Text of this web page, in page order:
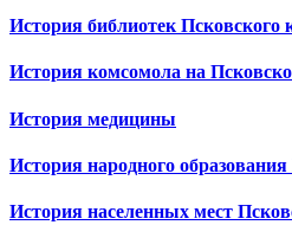
История библиотек Псковского
История комсомола на
История медицины
История народного
История населенных мест